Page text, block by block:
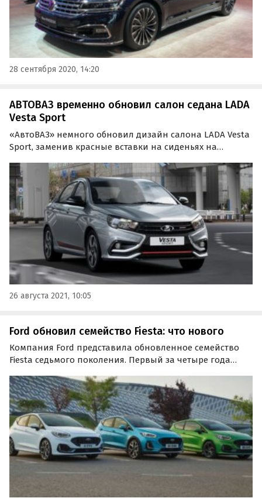
28 сентября 2020, 14:20
АВТОВАЗ временно обновил салон седана LADA
Vesta Sport
«АвтоВАЗ» немного обновил дизайн салона LADA Vesta
Sport, заменив красные вставки на сиденьях на
«Лада.онлайн» со ссылкой на одного из владельцев
таких седанов.
26 августа 2021, 10:05
Ford обновил семейство Fiesta: что нового
Компания Ford представила обновленное семейство
Fiesta седьмого поколения. Первый за четыре года
внешностью, слегка измененным салоном и более
тяговитым двигателем в топ-версии ST.